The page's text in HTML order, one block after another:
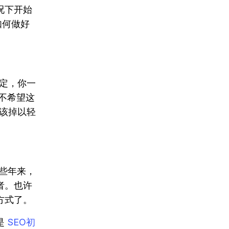
下开始
做好
，你一
希望这
掉以轻
年来，
。也许
了。
SEO初